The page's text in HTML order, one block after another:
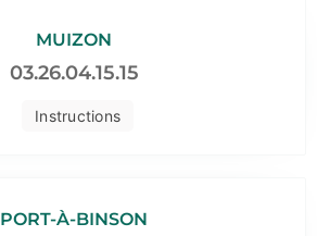
Instructions
MUIZON
03.26.04.15.15
PORT-À-BINSON